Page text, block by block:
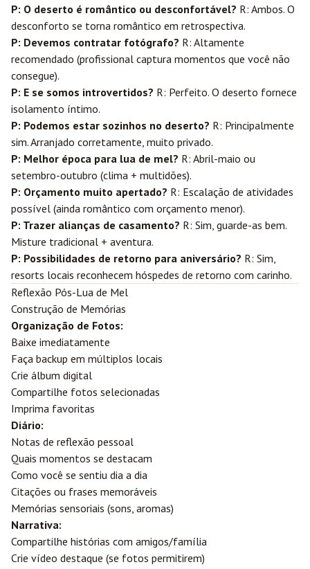
P: O deserto é romântico ou desconfortável? R: Ambos. O
desconforto se torna romântico em retrospectiva.
P: Devemos contratar fotógrafo? R: Altamente
recomendado (profissional captura momentos que você não
consegue).
P: E se somos introvertidos? R: Perfeito. O deserto fornece
isolamento íntimo.
P: Podemos estar sozinhos no deserto? R: Principalmente
sim. Arranjado corretamente, muito privado.
P: Melhor época para lua de mel? R: Abril-maio ou
setembro-outubro (clima + multidões).
P: Orçamento muito apertado? R: Escalação de atividades
possível (ainda romântico com orçamento menor).
P: Trazer alianças de casamento? R: Sim, guarde-as bem.
Misture tradicional + aventura.
P: Possibilidades de retorno para aniversário? R: Sim,
resorts locais reconhecem hóspedes de retorno com carinho.
Reflexão Pós-Lua de Mel
Construção de Memórias
Organização de Fotos:
Baixe imediatamente
Faça backup em múltiplos locais
Crie álbum digital
Compartilhe fotos selecionadas
Imprima favoritas
Diário:
Notas de reflexão pessoal
Quais momentos se destacam
Como você se sentiu dia a dia
Citações ou frases memoráveis
Memórias sensoriais (sons, aromas)
Narrativa:
Compartilhe histórias com amigos/família
Crie vídeo destaque (se fotos permitirem)